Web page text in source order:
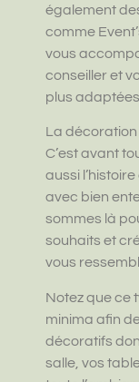
également
comme
vous
conseiller et
plus
La
C’est avant
aussi
avec bien
sommes là
souhaits et
vous
Notez que ce
minima afin
décoratifs
salle, vos